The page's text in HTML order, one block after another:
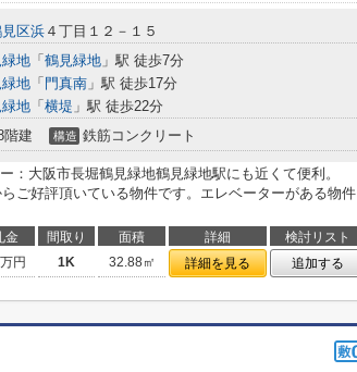
区浜 ４丁目１２－１５
地 「 鶴見緑地 」駅 徒歩7分
地 「 門真南 」駅 徒歩17分
地 「 横堤 」駅 徒歩22分
階建 構造 鉄筋コンクリート
：大阪市長堀鶴見緑地鶴見緑地駅にも近くて便利。
ご好評頂いている物件です。エレベーターがある物件
金 間取り 面積 詳細
検討リスト
円 1K 32.88㎡ 詳細を見る 追加する